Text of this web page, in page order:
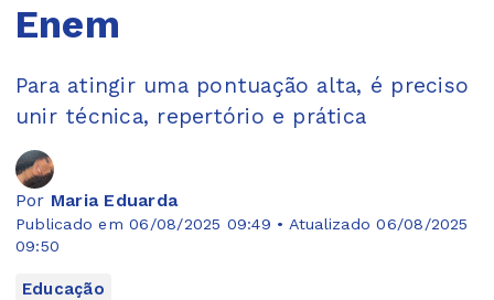
Enem
Para atingir uma pontuação alta, é preciso
unir técnica, repertório e prática
Por Maria Eduarda
Publicado em 06/08/2025 09:49 • Atualizado 06/08/2025
09:50
Educação